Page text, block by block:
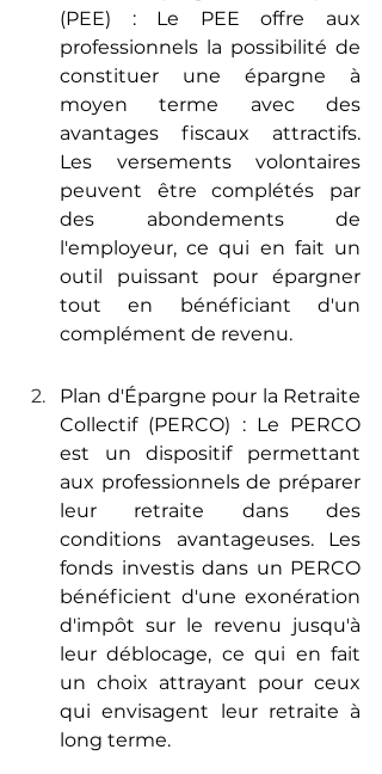
(PEE) : Le PEE offre aux
professionnels la possibilité de
constituer une épargne à
moyen terme avec des
avantages fiscaux attractifs.
Les versements volontaires
peuvent être complétés par
des abondements de
l'employeur, ce qui en fait un
outil puissant pour épargner
tout en bénéficiant d'un
complément de revenu.
Plan d'Épargne pour la Retraite
Collectif (PERCO) : Le PERCO
est un dispositif permettant
aux professionnels de préparer
leur retraite dans des
conditions avantageuses. Les
fonds investis dans un PERCO
bénéficient d'une exonération
d'impôt sur le revenu jusqu'à
leur déblocage, ce qui en fait
un choix attrayant pour ceux
qui envisagent leur retraite à
long terme.